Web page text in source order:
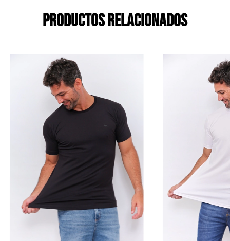
Productos relacionados